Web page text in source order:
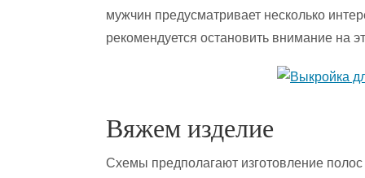
мужчин предусматривает несколько
рекомендуется остановить внимание на
Вяжем изделие
Схемы предполагают изготовление